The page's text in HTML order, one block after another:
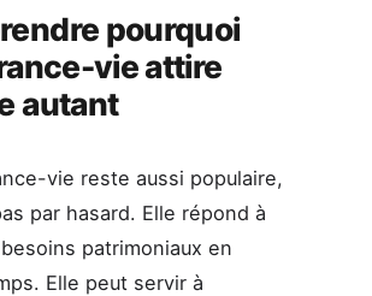
pourquoi
vie attire
autant
vie reste aussi populaire,
par hasard. Elle répond à
patrimoniaux en
Elle peut servir à